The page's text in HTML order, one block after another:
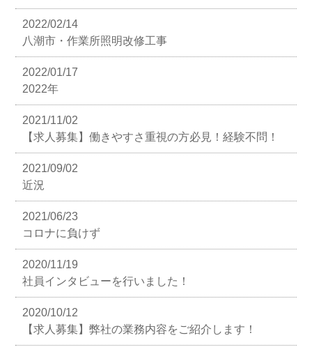
2022/02/14
八潮市・作業所照明改修工事
2022/01/17
2022年
2021/11/02
【求人募集】働きやすさ重視の方必見！経験不問！
2021/09/02
近況
2021/06/23
コロナに負けず
2020/11/19
社員インタビューを行いました！
2020/10/12
【求人募集】弊社の業務内容をご紹介します！